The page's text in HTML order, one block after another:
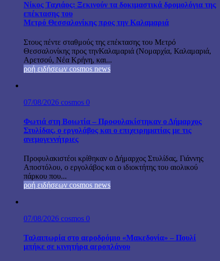
Νίκος Ταχιάος: Ξεκινούν τα δοκιμαστικά δρομολόγια της
επέκτασης του
Μετρό Θεσσαλονίκης προς την Καλαμαριά
Στους πέντε σταθμούς της επέκτασης του Μετρό
Θεσσαλονίκης προς τηνΚαλαμαριά (Νομαρχία, Καλαμαριά,
Αρετσού, Νέα Κρήνη, και...
ροή ειδήσεων cosmos news
07/08/2026 cosmos 0
Φωτιά στη Βοιωτία – Προφυλακίστηκαν ο Δήμαρχος
Στυλίδας, ο εργολάβος και ο επιχειρηματίας με τις
ανεμογεννήτριες
Προφυλακιστέοι κρίθηκαν ο Δήμαρχος Στυλίδας, Γιάννης
Αποστόλου, ο εργολάβος και ο ιδιοκτήτης του αιολικού
πάρκου που...
ροή ειδήσεων cosmos news
07/08/2026 cosmos 0
Ταλαιπωρία στο αεροδρόμιο «Μακεδονία» – Πουλί
μπήκε σε κινητήρα αεροπλάνου